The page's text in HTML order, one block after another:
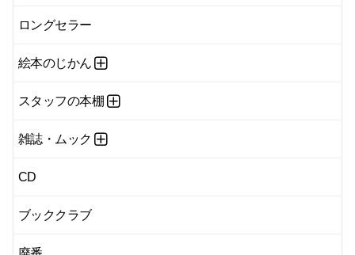
ロングセラー
絵本のじかん
スタッフの本棚
雑誌・ムック
CD
ブッククラブ